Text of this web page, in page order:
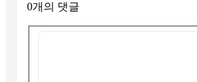
0개의 댓글